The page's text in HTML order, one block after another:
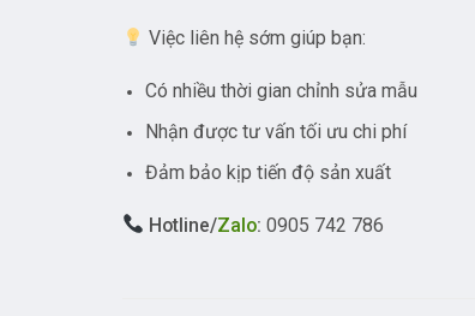
Việc liên hệ sớm giúp bạn:
Có nhiều thời gian chỉnh sửa mẫu
Nhận được tư vấn tối ưu chi phí
Đảm bảo kịp tiến độ sản xuất
Hotline/Zalo: 0905 742 786